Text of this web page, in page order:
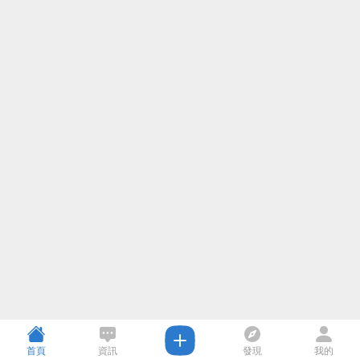
首頁 資訊 發現 我的